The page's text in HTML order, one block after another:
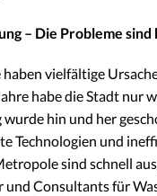
– Die Probleme sind
vielfältige
habe die Stadt nur
hin und her
Technologien und
sind schnell
Consultants für